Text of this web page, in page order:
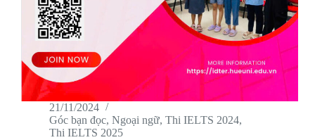
21/11/2024
Góc bạn đọc, Ngoại ngữ, Thi IELTS 2024,
Thi IELTS 2025